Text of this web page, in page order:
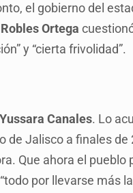
el gobierno del
Ortega
y “cierta frivolidad”.
Yussara Canales. Lo
de Jalisco a finales de
Que ahora el pueblo
por llevarse más